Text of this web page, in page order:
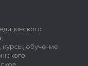
обучение,